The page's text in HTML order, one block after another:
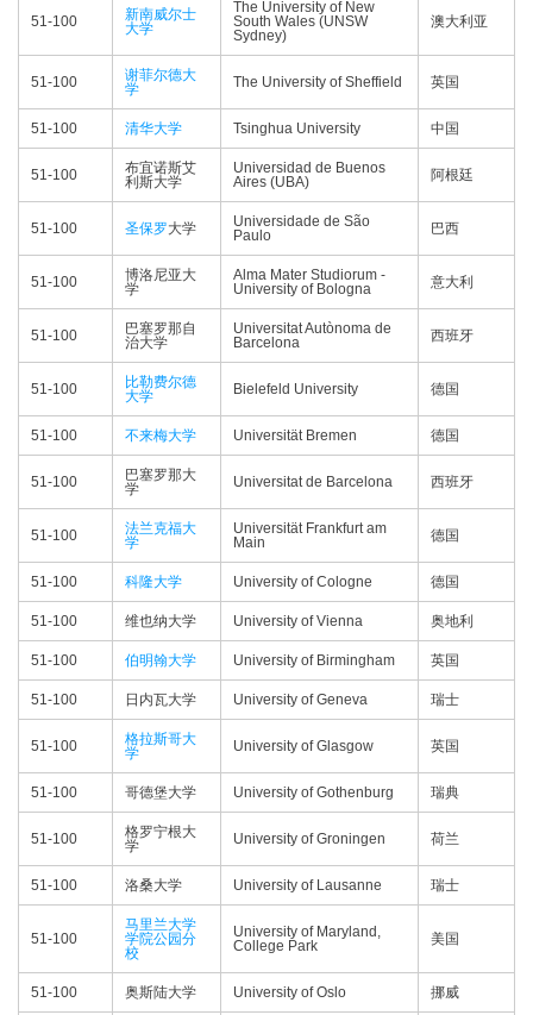
51-100
新南威尔士
大学
The University of New
South Wales (UNSW
Sydney)
澳大利亚
51-100
谢菲尔德大
学
The University of Sheffield 英国
51-100 清华大学 Tsinghua University 中国
51-100
布宜诺斯艾
利斯大学
Universidad de Buenos
Aires (UBA)
阿根廷
51-100 圣保罗大学
Universidade de São
Paulo
巴西
51-100
博洛尼亚大
学
Alma Mater Studiorum -
University of Bologna
意大利
51-100
巴塞罗那自
治大学
Universitat Autònoma de
Barcelona
西班牙
51-100
比勒费尔德
大学
Bielefeld University 德国
51-100 不来梅大学 Universität Bremen 德国
51-100
巴塞罗那大
学
Universitat de Barcelona 西班牙
51-100
法兰克福大
学
Universität Frankfurt am
Main
德国
51-100 科隆大学 University of Cologne 德国
51-100 维也纳大学 University of Vienna 奥地利
51-100 伯明翰大学 University of Birmingham 英国
51-100 日内瓦大学 University of Geneva 瑞士
51-100
格拉斯哥大
学
University of Glasgow 英国
51-100 哥德堡大学 University of Gothenburg 瑞典
51-100
格罗宁根大
学
University of Groningen 荷兰
51-100 洛桑大学 University of Lausanne 瑞士
51-100
马里兰大学
学院公园分
校
University of Maryland,
College Park
美国
51-100 奥斯陆大学 University of Oslo 挪威